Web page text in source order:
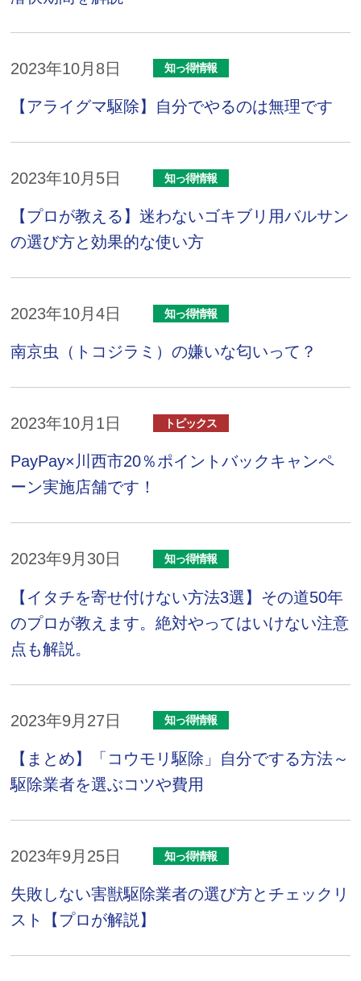
2023年10月8日 知っ得情報
【アライグマ駆除】自分でやるのは無理です
2023年10月5日 知っ得情報
【プロが教える】迷わないゴキブリ用バルサン
の選び方と効果的な使い方
2023年10月4日 知っ得情報
南京虫（トコジラミ）の嫌いな匂いって？
2023年10月1日 トピックス
PayPay×川西市20％ポイントバックキャンペ
ーン実施店舗です！
2023年9月30日 知っ得情報
【イタチを寄せ付けない方法3選】その道50年
のプロが教えます。絶対やってはいけない注意
点も解説。
2023年9月27日 知っ得情報
【まとめ】「コウモリ駆除」自分でする方法～
駆除業者を選ぶコツや費用
2023年9月25日 知っ得情報
失敗しない害獣駆除業者の選び方とチェックリ
スト【プロが解説】